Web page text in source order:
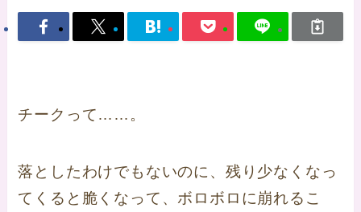
チークって……。
落としたわけでもないのに、残り少なくなっ
てくると脆くなって、ボロボロに崩れるこ